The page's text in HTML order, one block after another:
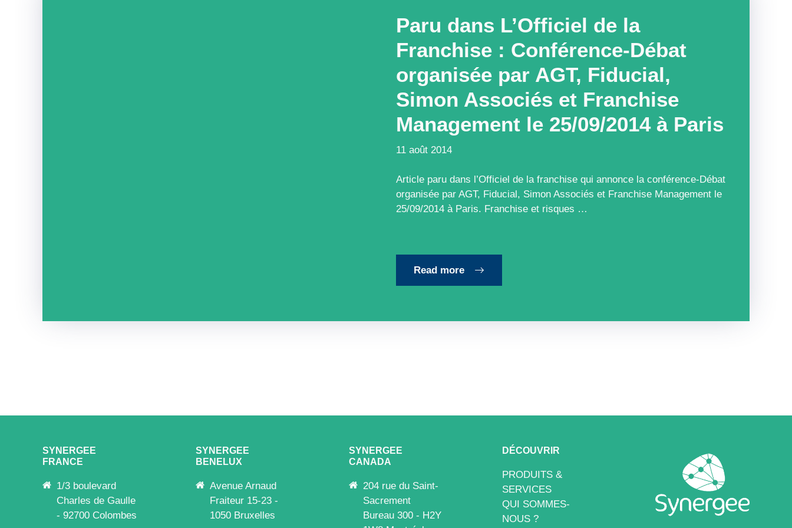
Paru dans L’Officiel de la
Franchise : Conférence-Débat
organisée par AGT, Fiducial,
Simon Associés et Franchise
Management le 25/09/2014 à Paris
11 août 2014
Article paru dans l’Officiel de la franchise qui annonce la conférence-Débat
organisée par AGT, Fiducial, Simon Associés et Franchise Management le
25/09/2014 à Paris. Franchise et risques …
Read more
SYNERGEE
FRANCE
1/3 boulevard
Charles de Gaulle
- 92700 Colombes
SYNERGEE
BENELUX
Avenue Arnaud
Fraiteur 15-23 -
1050 Bruxelles
SYNERGEE
CANADA
204 rue du Saint-
Sacrement
Bureau 300 - H2Y
DÉCOUVRIR
PRODUITS &
SERVICES
QUI SOMMES-
NOUS ?